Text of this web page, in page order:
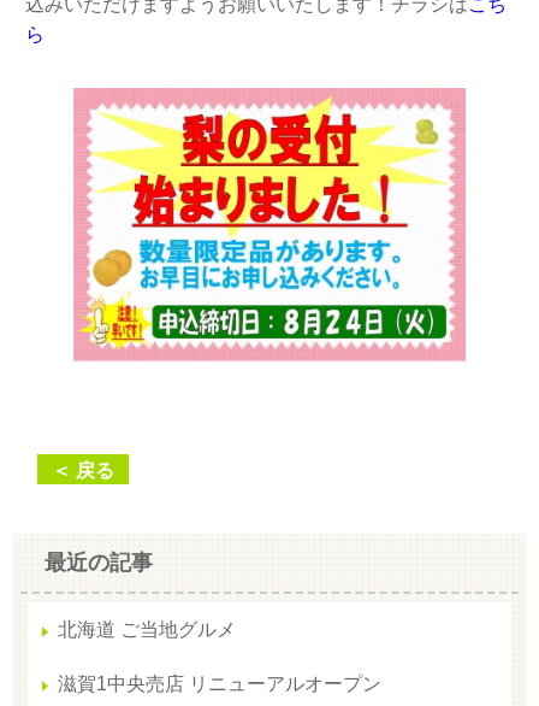
込みいただけますようお願いいたします！チラシはこち
ら
＜ 戻る
最近の記事
北海道 ご当地グルメ
滋賀1中央売店 リニューアルオープン